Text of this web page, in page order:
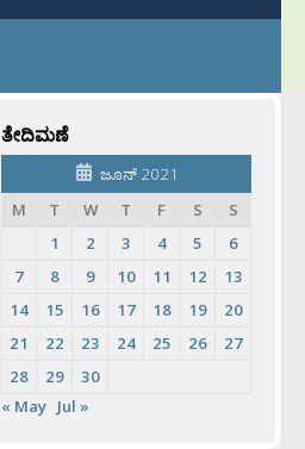
ತೇದಿಮಣೆ
ಜೂನ್ 2021
M
T W T F S
S
1
2 3 4 5
6
7
8 9 10 11 12
13
14
15 16 17 18 19
20
21
22 23 24 25 26
27
28
29
30
« May Jul »